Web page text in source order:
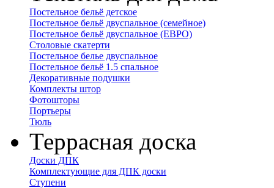
Постельное бельё детское
Постельное бельё двуспальное (семейное)
Постельное бельё двуспальное (ЕВРО)
Столовые скатерти
Постельное белье двуспальное
Постельное бельё 1.5 спальное
Декоративные подушки
Комплекты штор
Фотошторы
Портьеры
Тюль
Террасная доска
Доски ДПК
Комплектующие для ДПК доски
Ступени